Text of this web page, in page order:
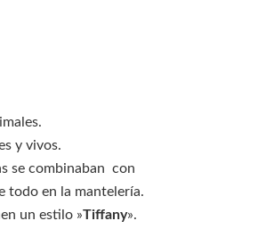
y vivos.
se combinaban con
todo en la mantelería.
un estilo »Tiffany».